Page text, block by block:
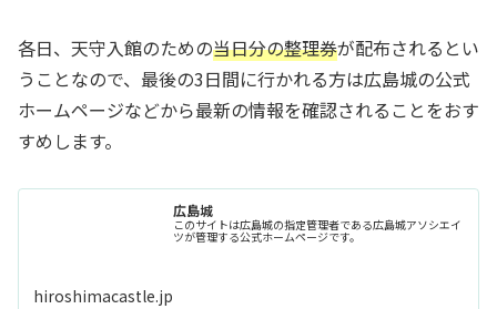
各日、天守入館のための当日分の整理券が配布されるとい
うことなので、最後の3日間に行かれる方は広島城の公式
ホームページなどから最新の情報を確認されることをおす
すめします。
広島城
このサイトは広島城の指定管理者である広島城アソシエイ
ツが管理する公式ホームページです。
hiroshimacastle.jp